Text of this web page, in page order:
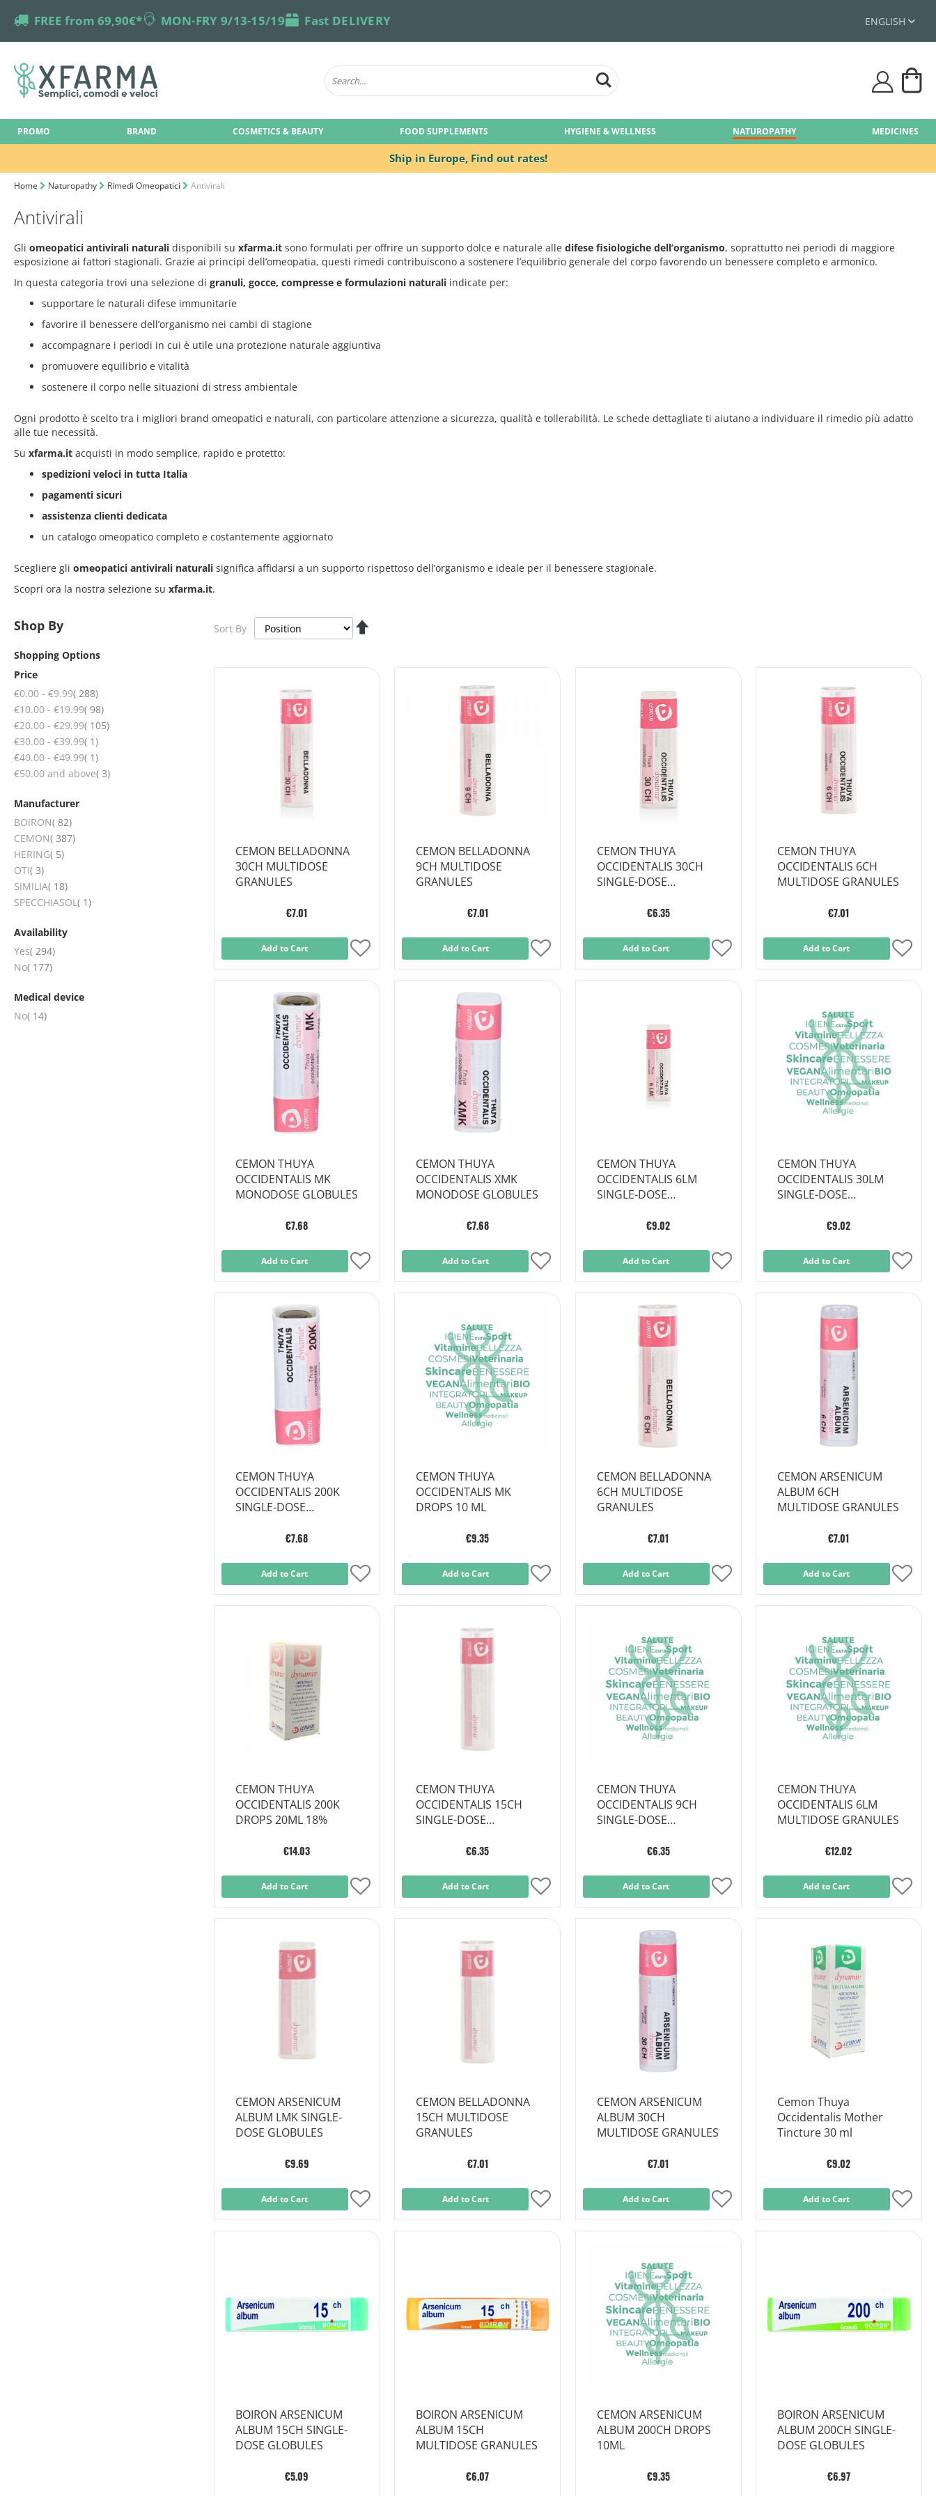
Ship in Europe, Find out rates!
truck FREE from 69,90€*online-support MON-FRY 9/13-15/19box Fast DELIVERY ENGLISH
user
PROMO BRAND COSMETICS & BEAUTY FOOD SUPPLEMENTS HYGIENE & WELLNESS NATUROPATHY MEDICINES
Home Naturopathy Rimedi Omeopatici Antivirali
Antivirali
Gli omeopatici antivirali naturali disponibili su xfarma.it sono formulati per offrire un supporto dolce e naturale alle difese fisiologiche dell’organismo, soprattutto nei periodi di maggiore
esposizione ai fattori stagionali. Grazie ai principi dell’omeopatia, questi rimedi contribuiscono a sostenere l’equilibrio generale del corpo favorendo un benessere completo e armonico.
In questa categoria trovi una selezione di granuli, gocce, compresse e formulazioni naturali indicate per:
supportare le naturali difese immunitarie
favorire il benessere dell’organismo nei cambi di stagione
accompagnare i periodi in cui è utile una protezione naturale aggiuntiva
promuovere equilibrio e vitalità
sostenere il corpo nelle situazioni di stress ambientale
Ogni prodotto è scelto tra i migliori brand omeopatici e naturali, con particolare attenzione a sicurezza, qualità e tollerabilità. Le schede dettagliate ti aiutano a individuare il rimedio più adatto
alle tue necessità.
Su xfarma.it acquisti in modo semplice, rapido e protetto:
spedizioni veloci in tutta Italia
pagamenti sicuri
assistenza clienti dedicata
un catalogo omeopatico completo e costantemente aggiornato
Scegliere gli omeopatici antivirali naturali significa affidarsi a un supporto rispettoso dell’organismo e ideale per il benessere stagionale.
Scopri ora la nostra selezione su xfarma.it.
Sort By
CEMON BELLADONNA
30CH MULTIDOSE
GRANULES
€7.01
Add to Cart
Add
CEMON BELLADONNA
9CH MULTIDOSE
GRANULES
€7.01
Add to Cart
Add
CEMON THUYA
OCCIDENTALIS 30CH
SINGLE-DOSE
€6.35
Add to Cart
Add
CEMON THUYA
OCCIDENTALIS 6CH
MULTIDOSE GRANULES
€7.01
Add to Cart
Add
CEMON THUYA
OCCIDENTALIS MK
MONODOSE GLOBULES
€7.68
Add to Cart
Add
CEMON THUYA
OCCIDENTALIS XMK
MONODOSE GLOBULES
€7.68
Add to Cart
Add
CEMON THUYA
OCCIDENTALIS 6LM
SINGLE-DOSE
€9.02
Add to Cart
Add
CEMON THUYA
OCCIDENTALIS 30LM
SINGLE-DOSE
€9.02
Add to Cart
Add
CEMON THUYA
OCCIDENTALIS 200K
SINGLE-DOSE
€7.68
Add to Cart
Add
CEMON THUYA
OCCIDENTALIS MK
DROPS 10 ML
€9.35
Add to Cart
Add
CEMON BELLADONNA
6CH MULTIDOSE
GRANULES
€7.01
Add to Cart
Add
CEMON ARSENICUM
ALBUM 6CH
MULTIDOSE GRANULES
€7.01
Add to Cart
Add
CEMON THUYA
OCCIDENTALIS 200K
DROPS 20ML 18%
€14.03
Add to Cart
Add
CEMON THUYA
OCCIDENTALIS 15CH
SINGLE-DOSE
€6.35
Add to Cart
Add
CEMON THUYA
OCCIDENTALIS 9CH
SINGLE-DOSE
€6.35
Add to Cart
Add
CEMON THUYA
OCCIDENTALIS 6LM
MULTIDOSE GRANULES
€12.02
Add to Cart
Add
CEMON ARSENICUM
ALBUM LMK SINGLE-
DOSE GLOBULES
€9.69
Add to Cart
Add
CEMON BELLADONNA
15CH MULTIDOSE
GRANULES
€7.01
Add to Cart
Add
CEMON ARSENICUM
ALBUM 30CH
MULTIDOSE GRANULES
€7.01
Add to Cart
Add
Cemon Thuya
Occidentalis Mother
Tincture 30 ml
€9.02
Add to Cart
Add
BOIRON ARSENICUM
ALBUM 15CH SINGLE-
DOSE GLOBULES
€5.09
BOIRON ARSENICUM
ALBUM 15CH
MULTIDOSE GRANULES
€6.07
CEMON ARSENICUM
ALBUM 200CH DROPS
10ML
€9.35
BOIRON ARSENICUM
ALBUM 200CH SINGLE-
DOSE GLOBULES
€6.97
Shop By
Shopping Options
Price
€0.00 - €9.99 288items
€10.00 - €19.99 98items
€20.00 - €29.99 105items
€30.00 - €39.99 1item
€40.00 - €49.99 1item
€50.00 and above 3items
Manufacturer
BOIRON 82items
CEMON 387items
HERING 5items
OTI 3items
SIMILIA 18items
SPECCHIASOL 1item
Availability
Yes 294items
No 177items
Medical device
No 14items